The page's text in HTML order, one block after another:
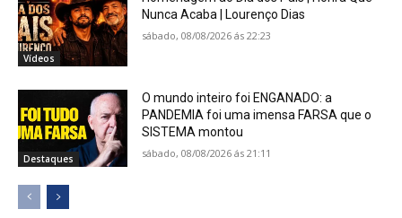
Vídeos
Nunca Acaba | Lourenço Dias
sábado, 08/08/2026 ás 22:23
Destaques
O mundo inteiro foi ENGANADO: a
PANDEMIA foi uma imensa FARSA que o
SISTEMA montou
sábado, 08/08/2026 ás 21:11